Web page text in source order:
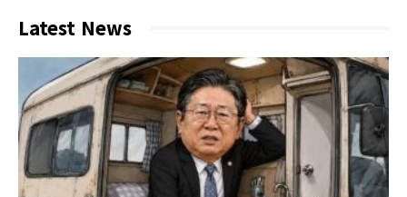
Latest News